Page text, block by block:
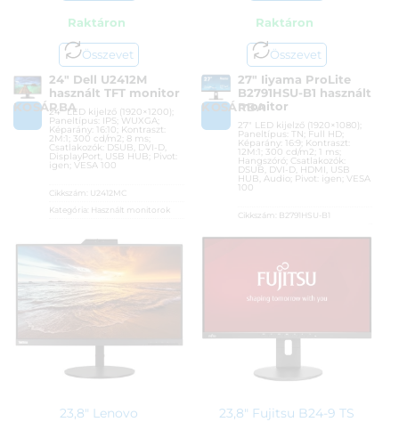
Raktáron
Összevet
KOSÁRBA
24″ Dell U2412M
használt TFT monitor
24″ LED kijelző (1920×1200);
Paneltípus: IPS; WUXGA;
Képarány: 16:10; Kontraszt:
2M:1; 300 cd/m2; 8 ms;
Csatlakozók: DSUB, DVI-D,
DisplayPort, USB HUB; Pivot:
igen; VESA 100
Cikkszám: U2412MC
Kategória: Használt monitorok
Garanciaidő:
24 hónap
24 900 Ft
Raktáron
Összevet
KOSÁRBA
27″ Iiyama ProLite
B2791HSU-B1 használt
monitor
27″ LED kijelző (1920×1080);
Paneltípus: TN; Full HD;
Képarány: 16:9; Kontraszt:
12M:1; 300 cd/m2; 1 ms;
Hangszóró; Csatlakozók:
DSUB, DVI-D, HDMI, USB
HUB, Audio; Pivot: igen; VESA
100
Cikkszám: B2791HSU-B1
Garanciaidő:24 hónap
27%
Azonosító:54459
23,8″ Lenovo
23,8″ Fujitsu B24-9 TS